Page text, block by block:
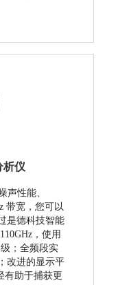
析仪
声性能、
带宽，您可以
是德科技智能
，使用
；全频段实
改进的显示平
有助于捕获更